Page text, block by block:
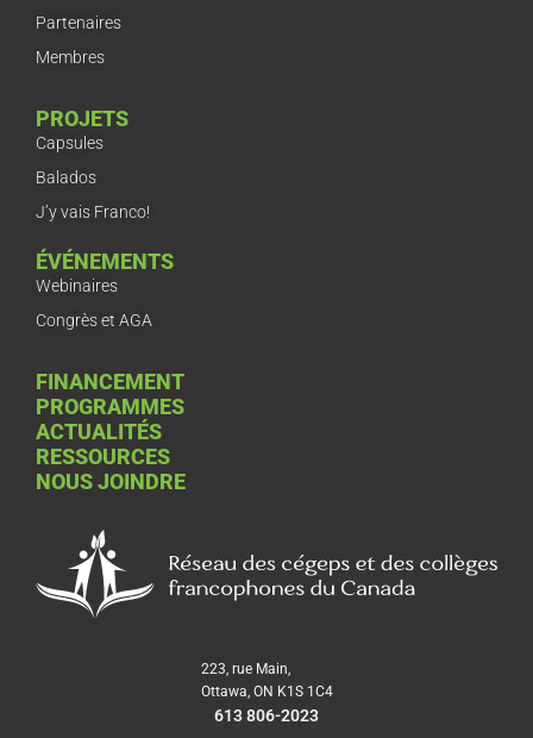
223, rue Main,
Ottawa, ON K1S 1C4
613 806-2023
Partenaires
Membres
PROJETS
Capsules
Balados
J’y vais Franco!
ÉVÉNEMENTS
Webinaires
Congrès et AGA
FINANCEMENT
PROGRAMMES
ACTUALITÉS
RESSOURCES
NOUS JOINDRE